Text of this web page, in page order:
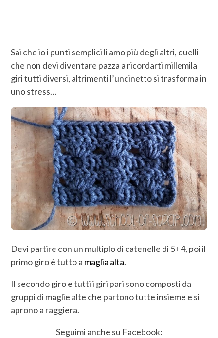
Sai che io i punti semplici li amo più degli altri, quelli
che non devi diventare pazza a ricordarti millemila
giri tutti diversi, altrimenti l’uncinetto si trasforma in
uno stress…
Devi partire con un multiplo di catenelle di 5+4, poi il
primo giro è tutto a maglia alta.
Il secondo giro e tutti i giri pari sono composti da
gruppi di maglie alte che partono tutte insieme e si
aprono a raggiera.
Seguimi anche su Facebook: